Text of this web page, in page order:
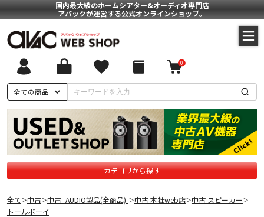
国内最大級のホームシアター&オーディオ専門店
アバックが運営する公式オンラインショップ。
全ての商品
0
カテゴリから探す
全て＞中古＞中古 -AUDIO製品(全商品)-＞中古 本社web店＞中古 スピーカー＞
トールボーイ